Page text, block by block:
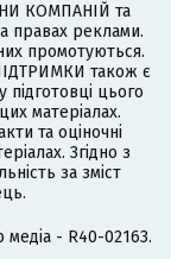
КОМПАНІЙ та
правах реклами.
промотуються.
також є
цього
матеріалах.
та оціночні
Згідно з
за зміст
медіа - R40-02163.